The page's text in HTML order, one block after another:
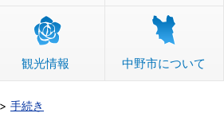
観光情報 中野市について
手続き